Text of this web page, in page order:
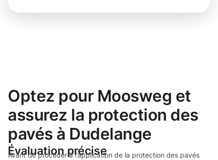
Optez pour Moosweg et
assurez la protection des
pavés à Dudelange
Évaluation précise
Avant de procéder à l’application de la protection des pavés